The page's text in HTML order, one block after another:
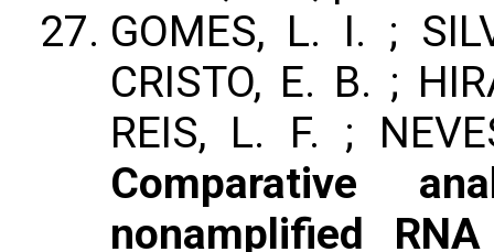
GOMES, L. I. ;
CRISTO, E. B. ;
REIS, L. F. ;
Comparative
nonamplified